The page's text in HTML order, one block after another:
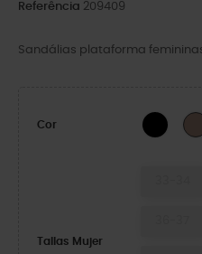
Referência 209409
Sandálias plataforma
Cor BLACK
Tallas Mujer